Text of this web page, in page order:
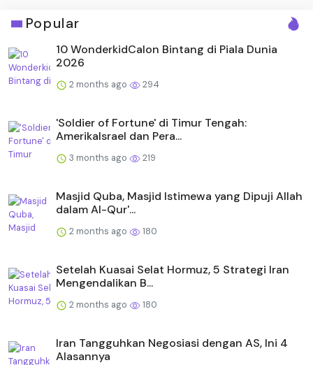
Popular
10 WonderkidCalon Bintang di Piala Dunia
2026
2 months ago 294
'Soldier of Fortune' di Timur Tengah:
AmerikaIsrael dan Pera...
3 months ago 219
Masjid Quba, Masjid Istimewa yang Dipuji Allah
dalam Al-Qur'...
2 months ago 180
Setelah Kuasai Selat Hormuz, 5 Strategi Iran
Mengendalikan B...
2 months ago 180
Iran Tangguhkan Negosiasi dengan AS, Ini 4
Alasannya